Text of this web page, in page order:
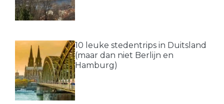
10 leuke stedentrips in Duitsland
(maar dan niet Berlijn en
Hamburg)